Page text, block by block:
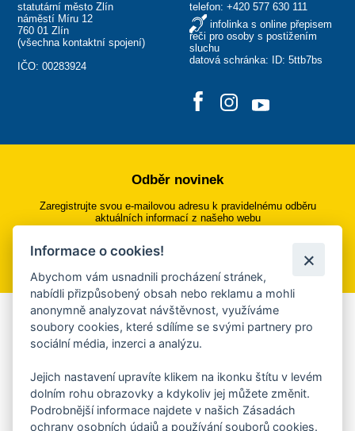
statutární město Zlín
náměstí Míru 12
760 01 Zlín
(všechna kontaktní spojení)
IČO: 00283924
telefon: +420 577 630 111
infolinka s online přepisem
řeči pro osoby s postižením
sluchu
datová schránka: ID: 5ttb7bs
Odběr novinek
Zaregistrujte svou e-mailovou adresu k pravidelnému odběru
aktuálních informací z našeho webu
Přihlásit se k odběru
Aplikace Mobilní rozhlas
Chcete dostávat do svého mobilu či mailu upozornění na
ankety, pozvánky na kulturní a sportovní akce?
Více informací o aplikaci
Informace o cookies!
Abychom vám usnadnili procházení stránek,
nabídli přizpůsobený obsah nebo reklamu a mohli
anonymně analyzovat návštěvnost, využíváme
soubory cookies, které sdílíme se svými partnery pro
sociální média, inzerci a analýzu.
Jejich nastavení upravíte klikem na ikonku štítu v levém
dolním rohu obrazovky a kdykoliv jej můžete změnit.
Podrobnější informace najdete v našich Zásadách
ochrany osobních údajů a používání souborů cookies.